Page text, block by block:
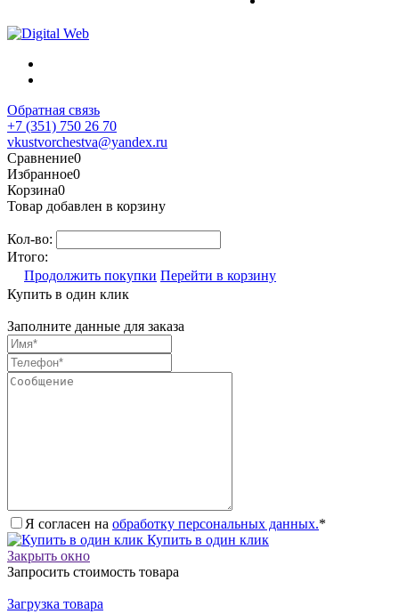
Обратная связь
+7 (351) 750 26 70
vkustvorchestva@yandex.ru
Сравнение0
Избранное0
Корзина0
Товар добавлен в корзину
Кол-во:
Итого:
Продолжить покупки Перейти в корзину
Купить в один клик
Заполните данные для заказа
Я согласен на обработку персональных данных.*
Купить в один клик
Закрыть окно
Запросить стоимость товара
Загрузка товара